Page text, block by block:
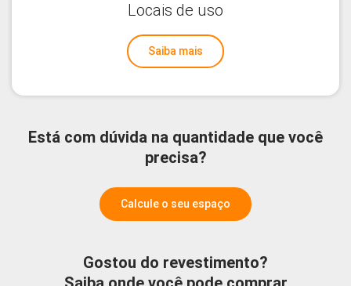
Locais de uso
Saiba mais
Está com dúvida na quantidade que você
precisa?
Calcule o seu espaço
Gostou do revestimento?